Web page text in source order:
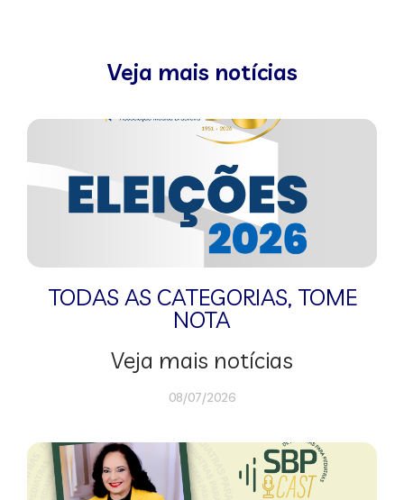
Veja mais notícias
TODAS AS CATEGORIAS, TOME
NOTA
Veja mais notícias
08/07/2026